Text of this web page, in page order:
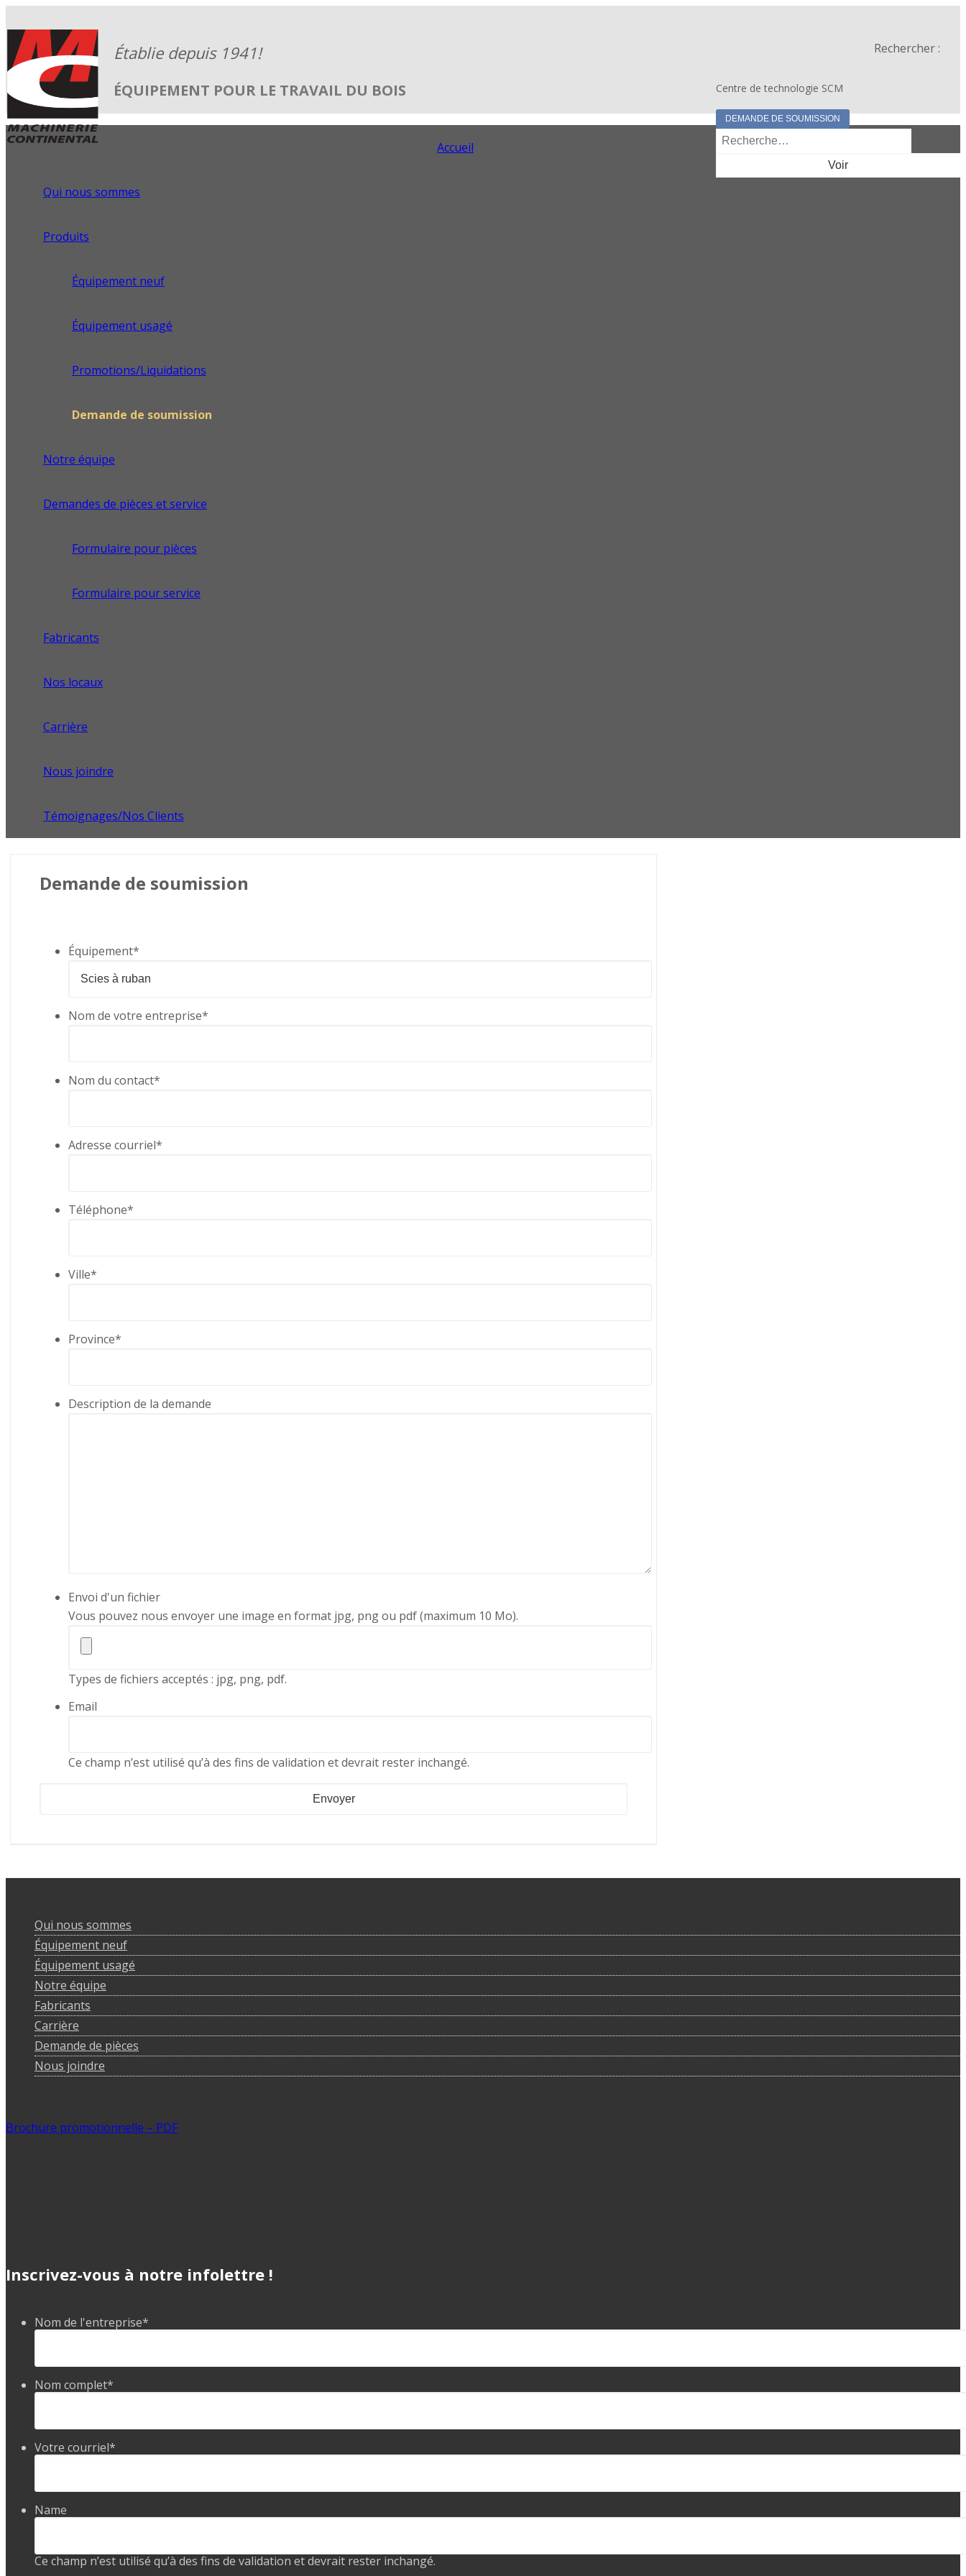
ÉQUIPEMENT POUR LE TRAVAIL DU BOIS Centre de technologie SCM
DEMANDE DE SOUMISSION
Rechercher :
Accueil
Qui nous sommes
Produits
Équipement neuf
Équipement usagé
Promotions/Liquidations
Demande de soumission
Notre équipe
Demandes de pièces et service
Formulaire pour pièces
Formulaire pour service
Fabricants
Nos locaux
Carrière
Nous joindre
Témoignages/Nos Clients
Demande de soumission
Équipement*
Nom de votre entreprise*
Nom du contact*
Adresse courriel*
Téléphone*
Ville*
Province*
Description de la demande
Envoi d'un fichier
Vous pouvez nous envoyer une image en format jpg, png ou pdf (maximum 10 Mo).
Types de fichiers acceptés : jpg, png, pdf.
Email
Ce champ n’est utilisé qu’à des fins de validation et devrait rester inchangé.
Qui nous sommes
Équipement neuf
Équipement usagé
Notre équipe
Fabricants
Carrière
Demande de pièces
Nous joindre
Brochure promotionnelle – PDF
Inscrivez-vous à notre infolettre !
Nom de l'entreprise*
Nom complet*
Votre courriel*
Name
Ce champ n’est utilisé qu’à des fins de validation et devrait rester inchangé.